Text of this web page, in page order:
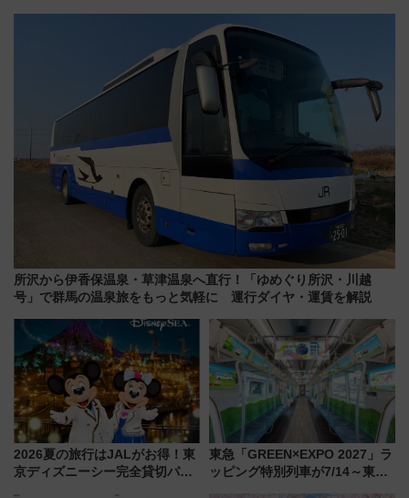
記憶を次世代へ
所沢から伊香保温泉・草津温泉へ直行！「ゆめぐり所沢・川越
号」で群馬の温泉旅をもっと気軽に 運行ダイヤ・運賃を解説
2026夏の旅行はJALがお得！東
京ディズニーシー完全貸切パー
東急「GREEN×EXPO 2027」ラ
ッピング特別列車が7/14～東